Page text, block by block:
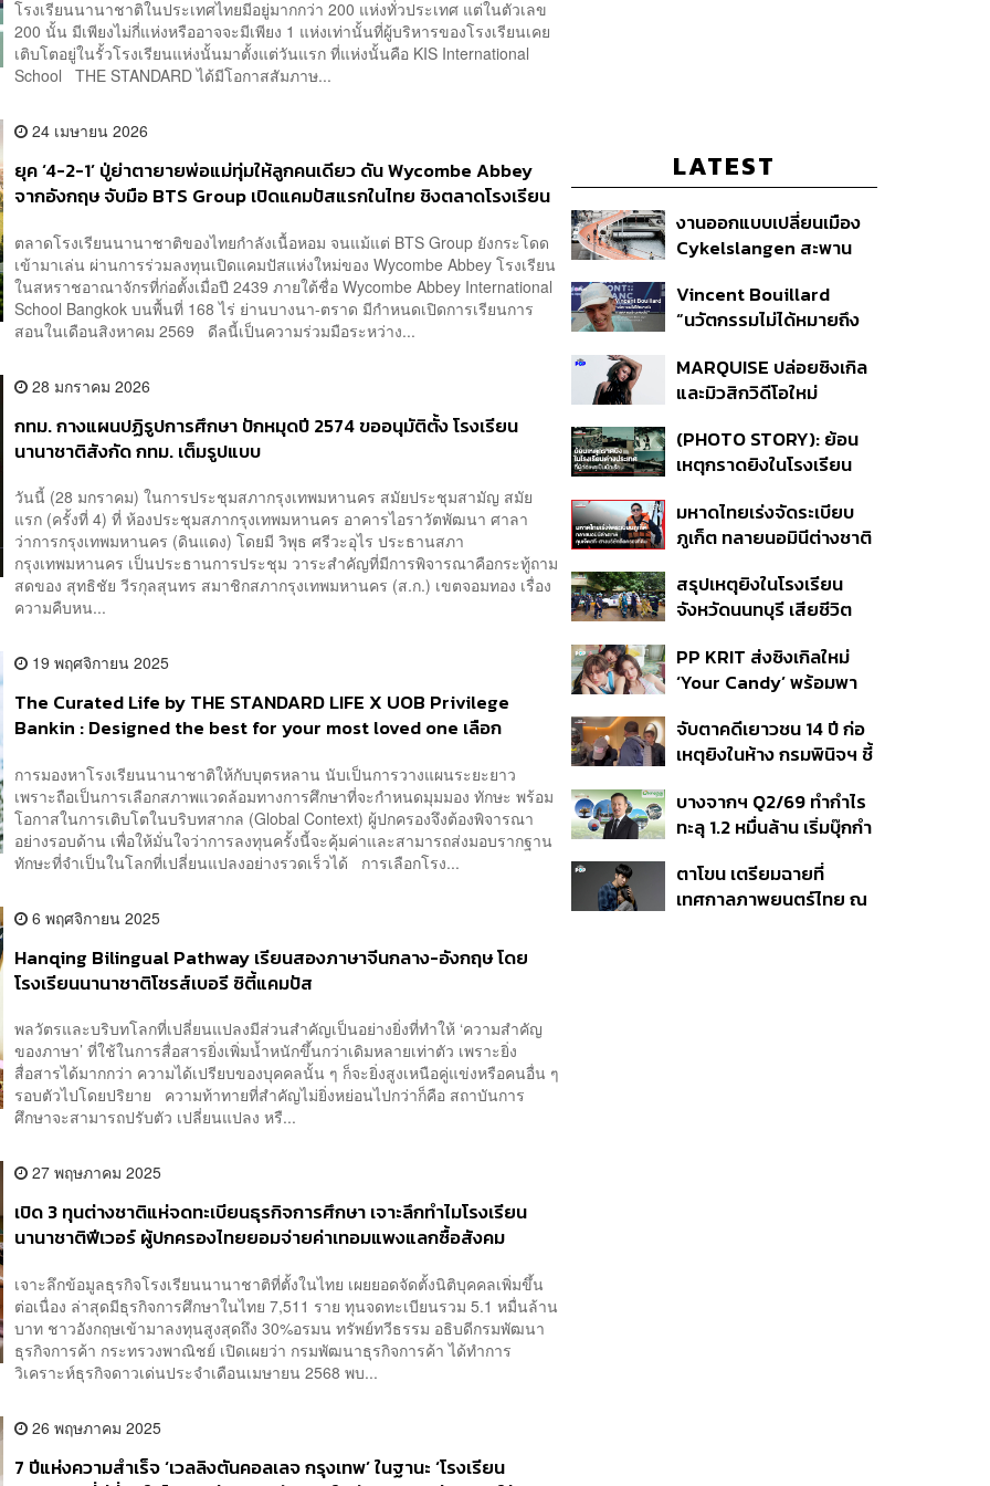
โรงเรียนนานาชาติในประเทศไทยมีอยู่มากกว่า 200 แห่งทั่วประเทศ แต่ในตัวเลข
200 นั้น มีเพียงไม่กี่แห่งหรืออาจจะมีเพียง 1 แห่งเท่านั้นที่ผู้บริหารของโรงเรียนเคย
เติบโตอยู่ในรั้วโรงเรียนแห่งนั้นมาตั้งแต่วันแรก ที่แห่งนั้นคือ KIS International
School THE STANDARD ได้มีโอกาสสัมภาษ...
24 เมษายน 2026
ยุค ‘4-2-1’ ปู่ย่าตายายพ่อแม่ทุ่มให้ลูกคนเดียว ดัน Wycombe Abbey
จากอังกฤษ จับมือ BTS Group เปิดแคมปัสแรกในไทย ชิงตลาดโรงเรียน
ตลาดโรงเรียนนานาชาติของไทยกำลังเนื้อหอม จนแม้แต่ BTS Group ยังกระโดด
เข้ามาเล่น ผ่านการร่วมลงทุนเปิดแคมปัสแห่งใหม่ของ Wycombe Abbey โรงเรียน
ในสหราชอาณาจักรที่ก่อตั้งเมื่อปี 2439 ภายใต้ชื่อ Wycombe Abbey International
School Bangkok บนพื้นที่ 168 ไร่ ย่านบางนา-ตราด มีกำหนดเปิดการเรียนการ
สอนในเดือนสิงหาคม 2569 ดีลนี้เป็นความร่วมมือระหว่าง...
28 มกราคม 2026
กทม. กางแผนปฏิรูปการศึกษา ปักหมุดปี 2574 ขออนุมัติตั้ง โรงเรียน
นานาชาติสังกัด กทม. เต็มรูปแบบ
วันนี้ (28 มกราคม) ในการประชุมสภากรุงเทพมหานคร สมัยประชุมสามัญ สมัย
แรก (ครั้งที่ 4) ที่ ห้องประชุมสภากรุงเทพมหานคร อาคารไอราวัตพัฒนา ศาลา
ว่าการกรุงเทพมหานคร (ดินแดง) โดยมี วิพุธ ศรีวะอุไร ประธานสภา
กรุงเทพมหานคร เป็นประธานการประชุม วาระสำคัญที่มีการพิจารณาคือกระทู้ถาม
สดของ สุทธิชัย วีรกุลสุนทร สมาชิกสภากรุงเทพมหานคร (ส.ก.) เขตจอมทอง เรื่อง
ความคืบหน...
19 พฤศจิกายน 2025
The Curated Life by THE STANDARD LIFE X UOB Privilege
Bankin : Designed the best for your most loved one เลือก
การมองหาโรงเรียนนานาชาติให้กับบุตรหลาน นับเป็นการวางแผนระยะยาว
เพราะถือเป็นการเลือกสภาพแวดล้อมทางการศึกษาที่จะกำหนดมุมมอง ทักษะ พร้อม
โอกาสในการเติบโตในบริบทสากล (Global Context) ผู้ปกครองจึงต้องพิจารณา
อย่างรอบด้าน เพื่อให้มั่นใจว่าการลงทุนครั้งนี้จะคุ้มค่าและสามารถส่งมอบรากฐาน
ทักษะที่จำเป็นในโลกที่เปลี่ยนแปลงอย่างรวดเร็วได้ การเลือกโรง...
6 พฤศจิกายน 2025
Hanqing Bilingual Pathway เรียนสองภาษาจีนกลาง-อังกฤษ โดย
โรงเรียนนานาชาติโชรส์เบอรี ซิตี้แคมปัส
พลวัตรและบริบทโลกที่เปลี่ยนแปลงมีส่วนสำคัญเป็นอย่างยิ่งที่ทำให้ ‘ความสำคัญ
ของภาษา’ ที่ใช้ในการสื่อสารยิ่งเพิ่มน้ำหนักขึ้นกว่าเดิมหลายเท่าตัว เพราะยิ่ง
สื่อสารได้มากกว่า ความได้เปรียบของบุคคลนั้น ๆ ก็จะยิ่งสูงเหนือคู่แข่งหรือคนอื่น ๆ
รอบตัวไปโดยปริยาย ความท้าทายที่สำคัญไม่ยิ่งหย่อนไปกว่าก็คือ สถาบันการ
ศึกษาจะสามารถปรับตัว เปลี่ยนแปลง หรื...
27 พฤษภาคม 2025
เปิด 3 ทุนต่างชาติแห่จดทะเบียนธุรกิจการศึกษา เจาะลึกทำไมโรงเรียน
นานาชาติฟีเวอร์ ผู้ปกครองไทยยอมจ่ายค่าเทอมแพงแลกซื้อสังคม
​เจาะลึกข้อมูลธุรกิจโรงเรียนนานาชาติที่ตั้งในไทย เผยยอดจัดตั้งนิติบุคคลเพิ่มขึ้น
ต่อเนื่อง ล่าสุดมีธุรกิจการศึกษาในไทย 7,511 ราย ทุนจดทะเบียนรวม 5.1 หมื่นล้าน
บาท ชาวอังกฤษเข้ามาลงทุนสูงสุดถึง 30% ​ อรมน ทรัพย์ทวีธรรม อธิบดีกรมพัฒนา
ธุรกิจการค้า กระทรวงพาณิชย์ เปิดเผยว่า กรมพัฒนาธุรกิจการค้า ได้ทำการ
วิเคราะห์ธุรกิจดาวเด่นประจำเดือนเมษายน 2568 พบ...
26 พฤษภาคม 2025
7 ปีแห่งความสำเร็จ ‘เวลลิงตันคอลเลจ กรุงเทพ’ ในฐานะ ‘โรงเรียน
LATEST
งานออกแบบเปลี่ยนเมือง
Cykelslangen สะพาน
โคเปนเฮเกน ทางสัญจร
ของเมืองที่น่าอยู่
Vincent Bouillard
“นวัตกรรมไม่ได้หมายถึง
MARQUISE ปล่อยซิงเกิล
และมิวสิกวิดีโอใหม่
สัมพันธ์สุด Toxic
(PHOTO STORY): ย้อน
เหตุกราดยิงในโรงเรียน
นักเรียน
มหาดไทยเร่งจัดระเบียบ
ภูเก็ต ทลายนอมินีต่างชาติ
ที่ดิน เคลียร์ใบอนุญาต
โรงแรมค้าง 7 ปี
สรุปเหตุยิงในโรงเรียน
จังหวัดนนทบุรี เสียชีวิต
ปมค้นประวัติคดีกราดยิงที่
สหรัฐฯ
PP KRIT ส่งซิงเกิลใหม่
‘Your Candy’ พร้อมพา
สิกวิดีโอ
จับตาคดีเยาวชน 14 ปี ก่อ
เหตุยิงในห้าง กรมพินิจฯ ชี้
เนื่อง ประเมินปล่อยตัว
บางจากฯ Q2/69 ทำกำไร
ทะลุ 1.2 หมื่นล้าน เริ่มบุ๊กกำ
แรก หนุนรายได้ครึ่งปีทะลุ
3.2 แสนล้าน
ตาโขน เตรียมฉายที่
เทศกาลภาพยนตร์ไทย ณ